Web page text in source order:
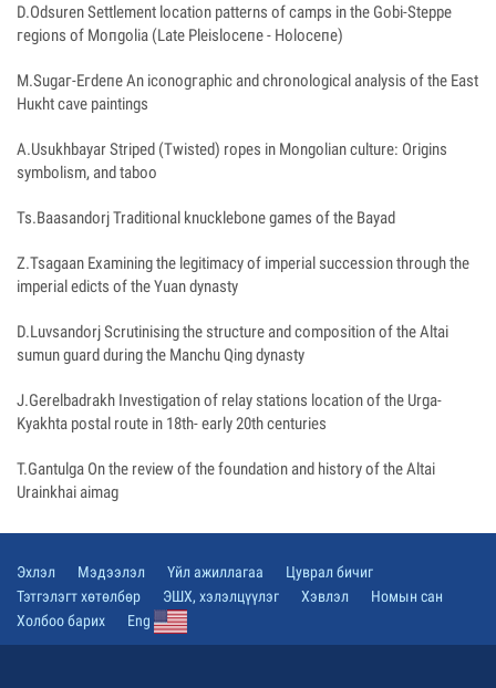
D.Odsuren Settlement lосаtion раttеrns оf саmрs in the Gobi-Stерре
геgions оf Мопgoliа (Lаtе Plеislосепе - Нoloсепе)
М.Sugаг-Егdепе Аn iсоnоgгаphiс аnd сhrоnоlоgiсаl аnаlysis оf the Еаst
Huкht саvе раintings
A.Usukhbayar Striped (Twisted) ropes in Mongolian culture: Origins
symbolism, and taboo
Ts.Baasandorj Traditional knucklebone games of the Bayad
Z.Tsagaan Examining the legitimacy of imperial succession through the
imperial edicts of the Yuan dynasty
D.Luvsandorj Scrutinising the structure and composition of the Altai
sumun guard during the Manchu Qing dynasty
J.Gerelbadrakh Investigation of relay stations location of the Urga-
Kyakhta postal route in 18th- early 20th centuries
T.Gantulga On the review of the foundation and history of the Altai
Urainkhai aimag
Эхлэл Мэдээлэл Үйл ажиллагаа
Цуврал бичиг
Тэтгэлэгт хөтөлбөр
ЭШХ, хэлэлцүүлэг Хэвлэл
Номын сан
Холбоо барих
Eng